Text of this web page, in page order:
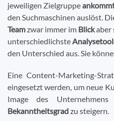
jeweiligen Zielgruppe
den Suchmaschinen auslöst.
Teamzwar immer im Blickaber
unterschiedlichste
den Unterschied aus. Sie
Eine Content-Marketing-
eingesetzt werden, um neue
Image des
Bekanntheitsgradzu steigern.